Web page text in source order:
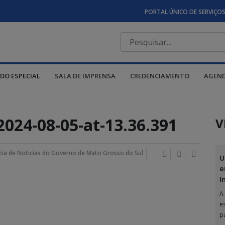
PORTAL ÚNICO DE SERVIÇOS
ESPECIAL SALA DE IMPRENSA CREDENCIAMENTO
08-05-at-13.36.391
de Noticias do Governo de Mato Grosso do Sul
A